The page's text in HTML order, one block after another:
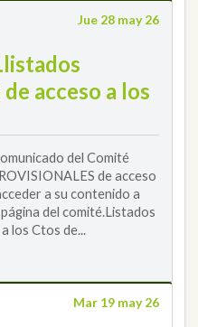
Jue 28 may 26
acceso a los
del Comité
de acceso
a su contenido a
del comité.Listados
los Ctos de...
Mar 19 may 26